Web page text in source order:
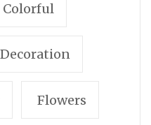
Colorful
Decoration
Flowers